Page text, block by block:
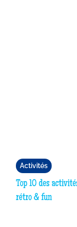
Activités
Top 10 des
rétro & fun